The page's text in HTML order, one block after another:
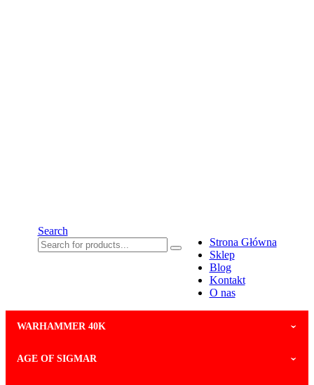
Search
Strona Główna
Sklep
Blog
Kontakt
O nas
WARHAMMER 40K
AGE OF SIGMAR